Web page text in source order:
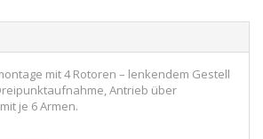
mit 4 Rotoren – lenkendem Gestell
Antrieb über
je 6 Armen.